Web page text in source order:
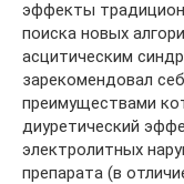
эффекты
поиска новых
асцитическим
зарекомендовал
преимуществами
диуретический
электролитных
препарата (в